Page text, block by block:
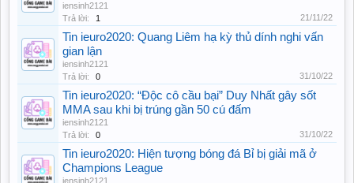
iensinh2121
Trả lời:
1 21/11/22
Tin ieuro2020: Quang Liêm hạ kỳ thủ dính nghi vấn
gian lận
iensinh2121
Trả lời:
0 31/10/22
Tin ieuro2020: “Độc cô cầu bại” Duy Nhất gây sốt
MMA sau khi bị trúng gần 50 cú đấm
iensinh2121
Trả lời:
0 31/10/22
Tin ieuro2020: Hiện tượng bóng đá Bỉ bị giải mã ở
Champions League
iensinh2121